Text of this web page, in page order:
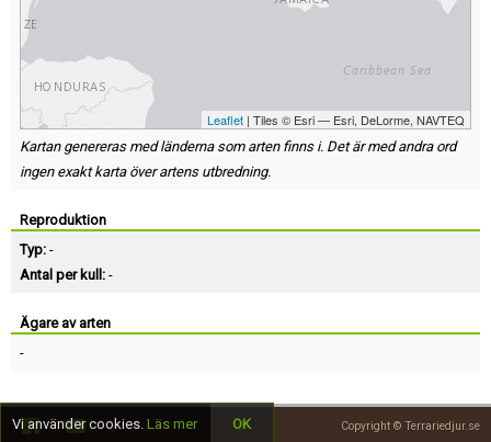
Leaflet | Tiles © Esri — Esri, DeLorme, NAVTEQ
Kartan genereras med länderna som arten finns i. Det är med andra ord
ingen exakt karta över artens utbredning.
Reproduktion
Typ: -
Antal per kull: -
Ägare av arten
-
Copyright © Terrariedjur.se
Vi använder cookies. Läs mer OK